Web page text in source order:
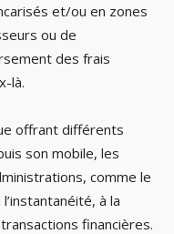
et/ou en zones
ou de
des frais
là.
offrant différents
son mobile, les
comme le
à la
financières.